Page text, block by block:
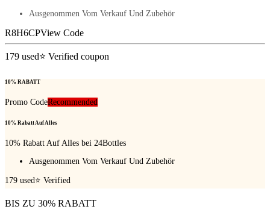
Ausgenommen Vom Verkauf Und Zubehör
R8H6CPView Code
179 used⭐ Verified coupon
10% RABATT
Promo CodeRecommended
10% Rabatt Auf Alles
10% Rabatt Auf Alles bei 24Bottles
Ausgenommen Vom Verkauf Und Zubehör
179 used⭐ Verified
BIS ZU 30% RABATT